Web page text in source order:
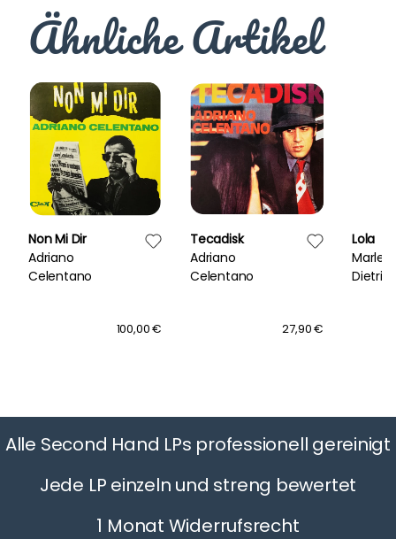
Ähnliche Artikel
Non Mi Dir
Adriano
Celentano
100,00 €
Tecadisk
Adriano
Celentano
27,90 €
Lola
Alle Second Hand LPs professionell gereinigt
Jede LP einzeln und streng bewertet
1 Monat Widerrufsrecht